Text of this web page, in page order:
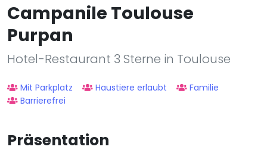
Campanile Toulouse
Purpan
Hotel-Restaurant 3 Sterne in Toulouse
Mit Parkplatz Haustiere erlaubt
Familie
Barrierefrei
Präsentation